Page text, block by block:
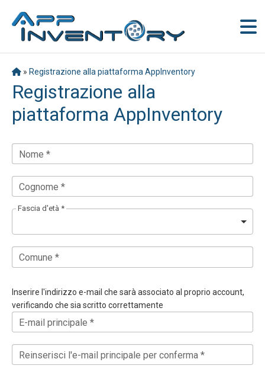
» Registrazione alla piattaforma AppInventory
Registrazione alla
piattaforma AppInventory
Nome *
Cognome *
Fascia d'età *
Comune *
Inserire l'indirizzo e-mail che sarà associato al proprio account,
verificando che sia scritto correttamente
E-mail principale *
Reinserisci l'e-mail principale per conferma *